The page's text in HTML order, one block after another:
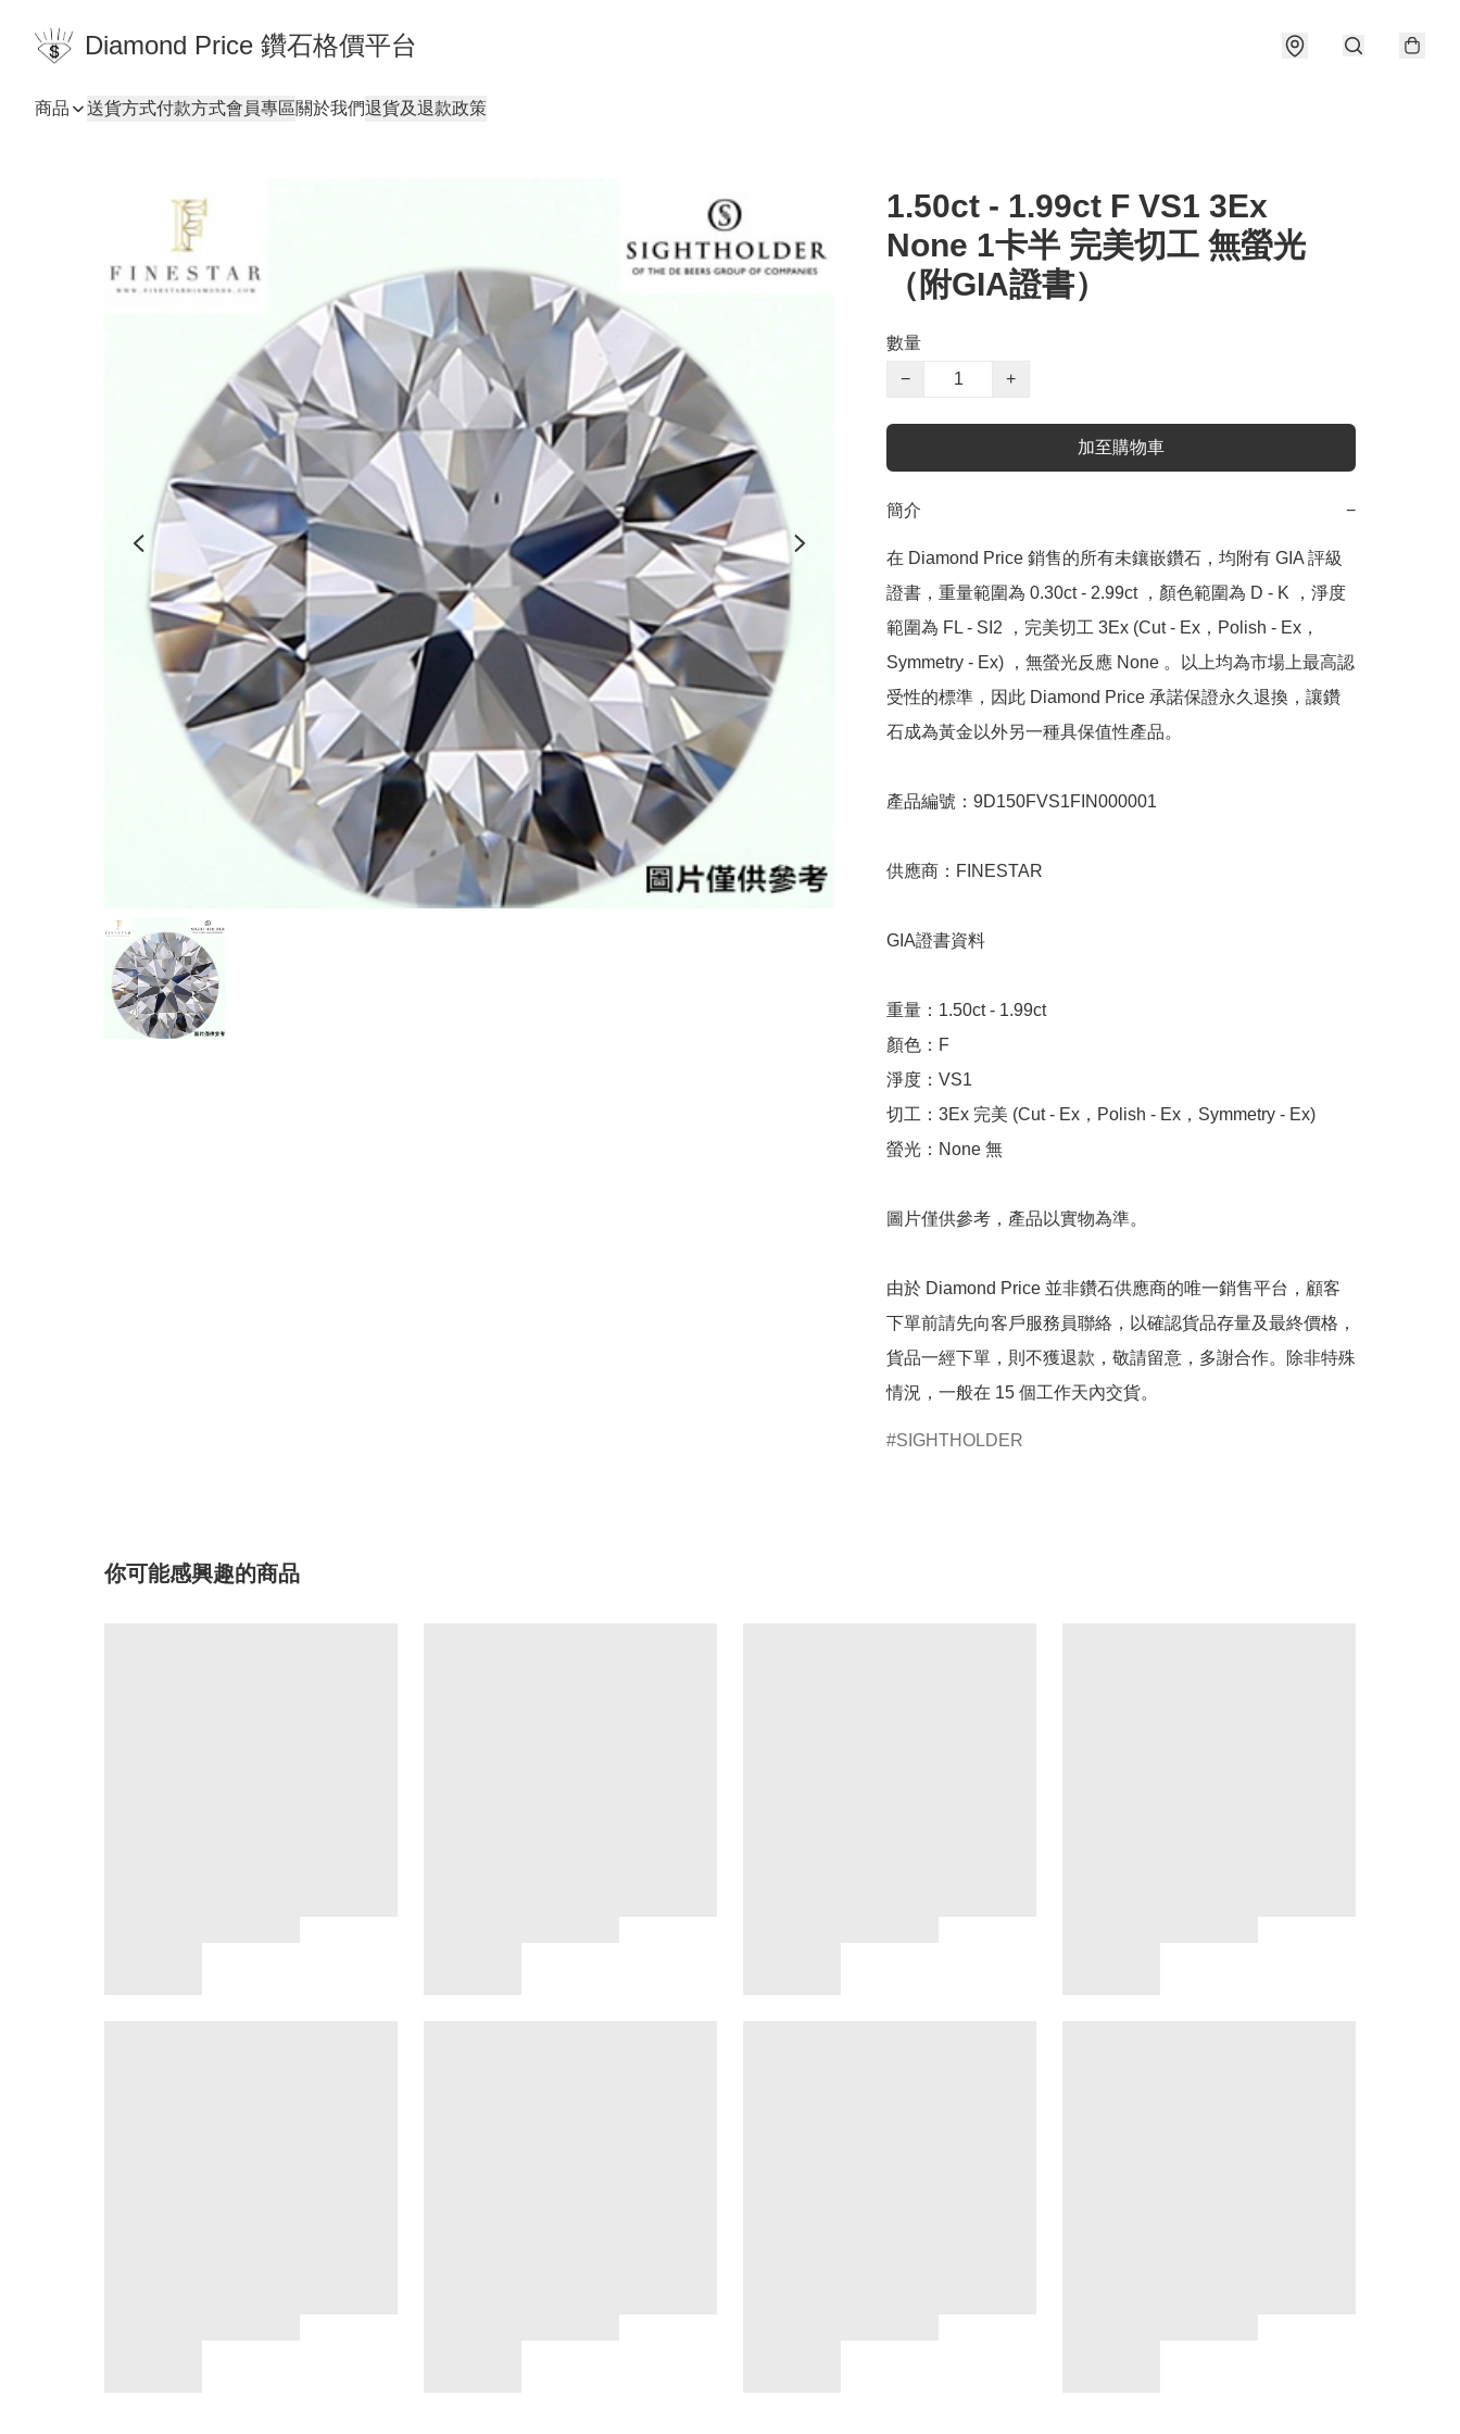
Diamond Price 鑽石格價平台
商品 送貨方式付款方式會員專區關於我們退貨及退款政策
1.50ct - 1.99ct F VS1 3Ex
None 1卡半 完美切工 無螢光
（附GIA證書）
數量
−
+
加至購物車
簡介 −
在 Diamond Price 銷售的所有未鑲嵌鑽石，均附有 GIA 評級
證書，重量範圍為 0.30ct - 2.99ct ，顏色範圍為 D - K ，淨度
範圍為 FL - SI2 ，完美切工 3Ex (Cut - Ex，Polish - Ex，
Symmetry - Ex) ，無螢光反應 None 。以上均為市場上最高認
受性的標準，因此 Diamond Price 承諾保證永久退換，讓鑽
石成為黃金以外另一種具保值性產品。
產品編號：9D150FVS1FIN000001
供應商：FINESTAR
GIA證書資料
重量：1.50ct - 1.99ct
顏色：F
淨度：VS1
切工：3Ex 完美 (Cut - Ex，Polish - Ex，Symmetry - Ex)
螢光：None 無
圖片僅供參考，產品以實物為準。
由於 Diamond Price 並非鑽石供應商的唯一銷售平台，顧客
下單前請先向客戶服務員聯絡，以確認貨品存量及最終價格，
貨品一經下單，則不獲退款，敬請留意，多謝合作。除非特殊
情況，一般在 15 個工作天內交貨。
SIGHTHOLDER
你可能感興趣的商品